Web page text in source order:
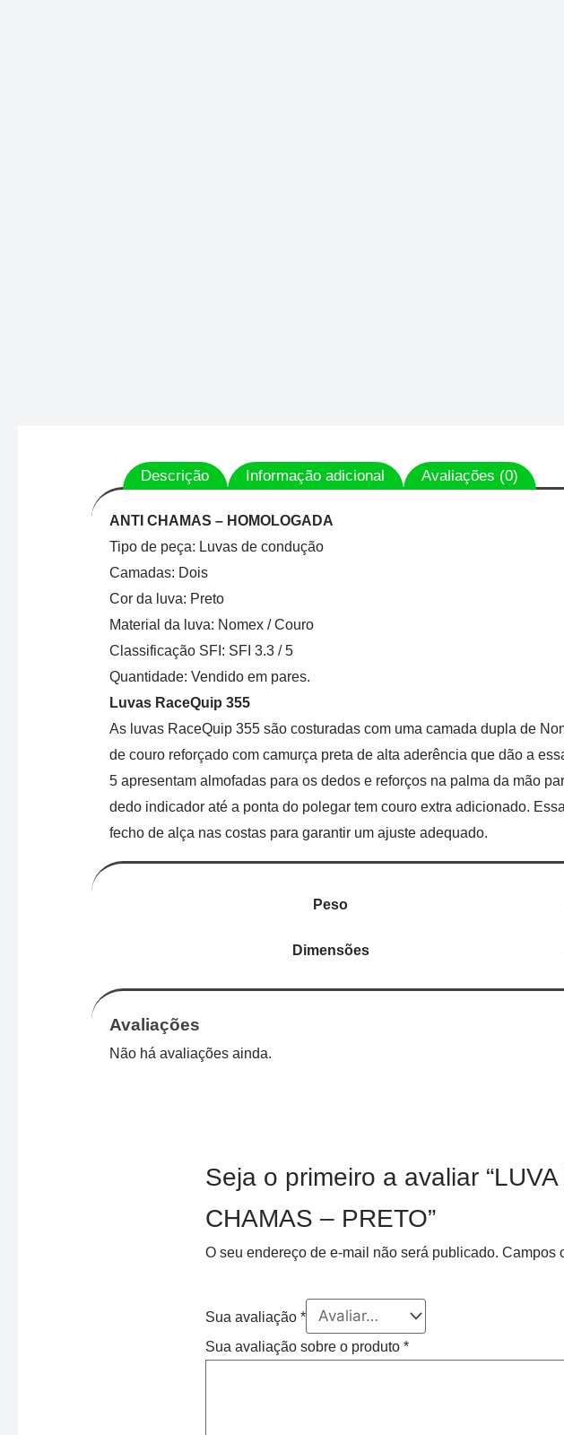
Descrição Informação adicional Avaliações (0)
ANTI CHAMAS – HOMOLOGADA
Tipo de peça: Luvas de condução
Camadas: Dois
Cor da luva: Preto
Material da luva: Nomex / Couro
Classificação SFI: SFI 3.3 / 5
Quantidade: Vendido em pares.
Luvas RaceQuip 355
As luvas RaceQuip 355 são costuradas com uma camada dupla de
de couro reforçado com camurça preta de alta aderência que dão a
5 apresentam almofadas para os dedos e reforços na palma da mão
dedo indicador até a ponta do polegar tem couro extra adicionado.
fecho de alça nas costas para garantir um ajuste adequado.
Peso
Dimensões
Avaliações
Não há avaliações ainda.
Seja o primeiro a avaliar
CHAMAS – PRETO”
O seu endereço de e-mail não será publicado. Campos
Sua avaliação *
Sua avaliação sobre o produto *